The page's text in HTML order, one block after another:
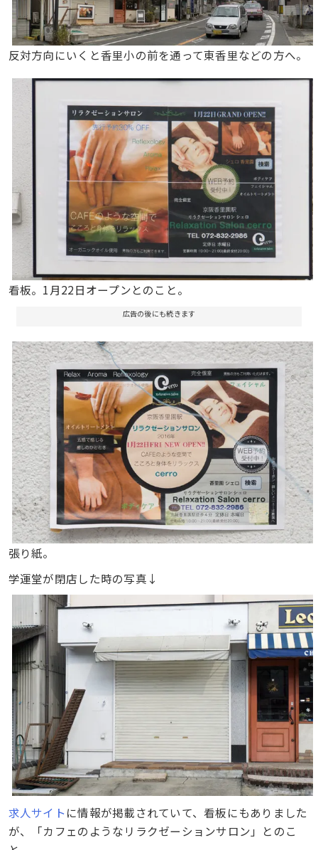
反対方向にいくと香里小の前を通って東香里などの方へ。
看板。1月22日オープンとのこと。
広告の後にも続きます
張り紙。
学運堂が閉店した時の写真↓
求人サイト に情報が掲載されていて、看板にもありました
が、「カフェのようなリラクゼーションサロン」とのこ